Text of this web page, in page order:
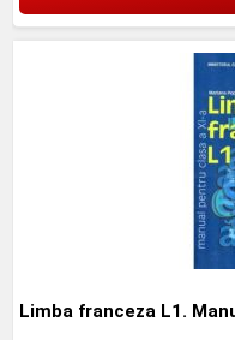
Limba franceza L1.